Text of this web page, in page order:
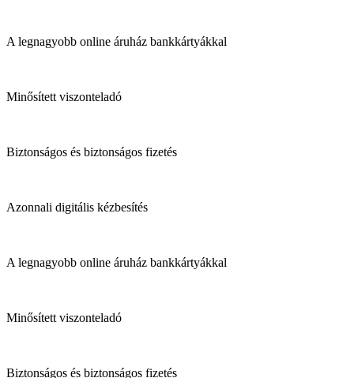
A legnagyobb online áruház bankkártyákkal
Minősített viszonteladó
Biztonságos és biztonságos fizetés
Azonnali digitális kézbesítés
A legnagyobb online áruház bankkártyákkal
Minősített viszonteladó
Biztonságos és biztonságos fizetés